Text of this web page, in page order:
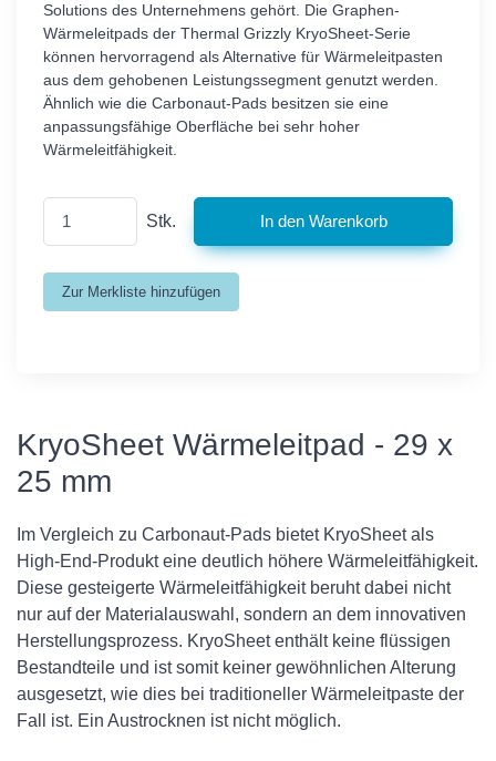
Solutions des Unternehmens gehört. Die Graphen-
Wärmeleitpads der Thermal Grizzly KryoSheet-Serie
können hervorragend als Alternative für Wärmeleitpasten
aus dem gehobenen Leistungssegment genutzt werden.
Ähnlich wie die Carbonaut-Pads besitzen sie eine
anpassungsfähige Oberfläche bei sehr hoher
Wärmeleitfähigkeit.
Stk.
KryoSheet Wärmeleitpad - 29 x
25 mm
Im Vergleich zu Carbonaut-Pads bietet KryoSheet als
High-End-Produkt eine deutlich höhere Wärmeleitfähigkeit.
Diese gesteigerte Wärmeleitfähigkeit beruht dabei nicht
nur auf der Materialauswahl, sondern an dem innovativen
Herstellungsprozess. KryoSheet enthält keine flüssigen
Bestandteile und ist somit keiner gewöhnlichen Alterung
ausgesetzt, wie dies bei traditioneller Wärmeleitpaste der
Fall ist. Ein Austrocknen ist nicht möglich.